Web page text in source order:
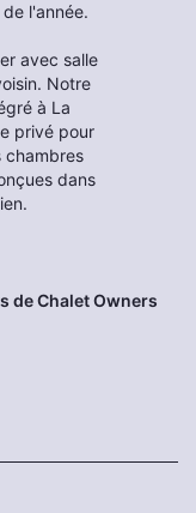
l'année.
avec salle
Notre
à La
privé pour
chambres
dans
de Chalet Owners